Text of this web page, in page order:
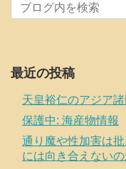
最近の投稿
天皇裕仁のアジア
保護中: 海産物情報
通り魔や性加害は
には向き合えない